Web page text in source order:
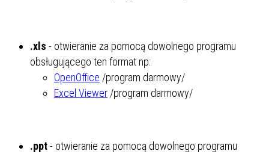
.xls - otwieranie za pomocą dowolnego programu
obsługującego ten format np:
OpenOffice /program darmowy/
Excel Viewer /program darmowy/
.ppt- otwieranie za pomocą dowolnego programu